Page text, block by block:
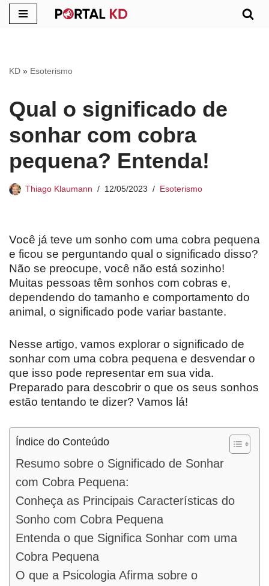
conteúdo
KD » Esoterismo
Qual o significado de
sonhar com cobra
pequena? Entenda!
Thiago Klaumann 12/05/2023 Esoterismo
Você já teve um sonho com uma cobra pequena
e ficou se perguntando qual o significado disso?
Não se preocupe, você não está sozinho!
Muitas pessoas têm sonhos com cobras e,
dependendo do tamanho e comportamento do
animal, o significado pode variar bastante.
Nesse artigo, vamos explorar o significado de
sonhar com uma cobra pequena e desvendar o
que isso pode representar em sua vida.
Preparado para descobrir o que os seus sonhos
estão tentando te dizer? Vamos lá!
Índice do Conteúdo
Resumo sobre o Significado de Sonhar
com Cobra Pequena:
Conheça as Principais Características do
Sonho com Cobra Pequena
Entenda o que Significa Sonhar com uma
Cobra Pequena
O que a Psicologia Afirma sobre o